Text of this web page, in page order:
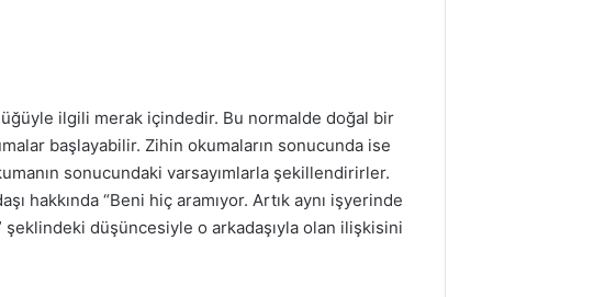
ilgili merak içindedir. Bu normalde doğal bir
başlayabilir. Zihin okumaların sonucunda ise
sonucundaki varsayımlarla şekillendirirler.
hakkında “Beni hiç aramıyor. Artık aynı işyerinde
şeklindeki düşüncesiyle o arkadaşıyla olan ilişkisini